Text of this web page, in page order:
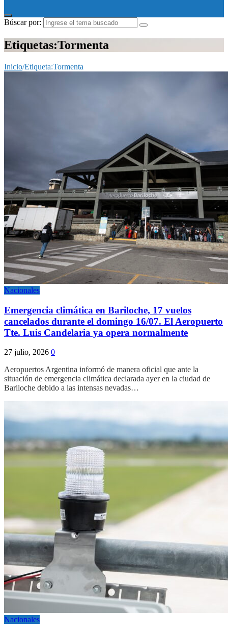
Búscar por:
Etiquetas:Tormenta
Inicio/Etiqueta:Tormenta
Nacionales
Emergencia climática en Bariloche, 17 vuelos
cancelados durante el domingo 16/07. El Aeropuerto
Tte. Luis Candelaria ya opera normalmente
27 julio, 2026 0
Aeropuertos Argentina informó de manera oficial que ante la
situación de emergencia climática declarada ayer en la ciudad de
Bariloche debido a las intensas nevadas…
Nacionales